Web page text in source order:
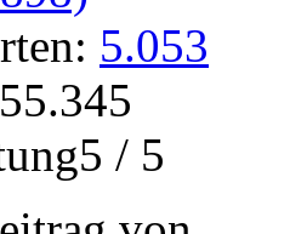
5.053
/ 5